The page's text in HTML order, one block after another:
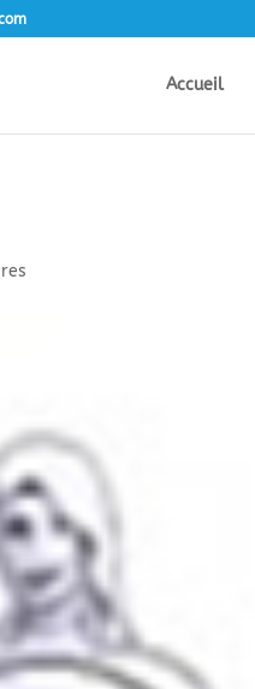
Accueil